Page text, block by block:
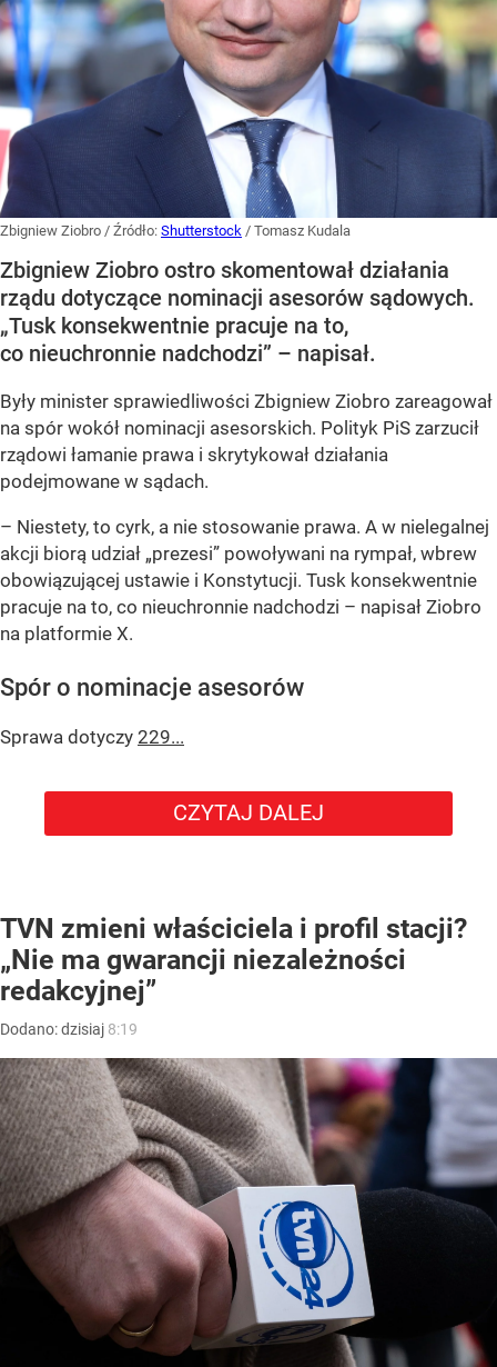
Zbigniew Ziobro / Źródło: Shutterstock / Tomasz Kudala
Zbigniew Ziobro ostro skomentował działania
rządu dotyczące nominacji asesorów sądowych.
„Tusk konsekwentnie pracuje na to,
co nieuchronnie nadchodzi” – napisał.
Były minister sprawiedliwości Zbigniew Ziobro zareagował
na spór wokół nominacji asesorskich. Polityk PiS zarzucił
rządowi łamanie prawa i skrytykował działania
podejmowane w sądach.
– Niestety, to cyrk, a nie stosowanie prawa. A w nielegalnej
akcji biorą udział „prezesi” powoływani na rympał, wbrew
obowiązującej ustawie i Konstytucji. Tusk konsekwentnie
pracuje na to, co nieuchronnie nadchodzi – napisał Ziobro
na platformie X.
Spór o nominacje asesorów
Sprawa dotyczy 229...
CZYTAJ DALEJ
TVN zmieni właściciela i profil stacji?
„Nie ma gwarancji niezależności
redakcyjnej”
Dodano:dzisiaj 8:19